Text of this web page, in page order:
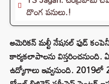
దొంగ పనులు.!
అమెరికన్ మల్టీ నేషనల్ ఫుడ్
కార్యకలాపాలను
ఉద్యోగాలు ఇవ్వనుంది.